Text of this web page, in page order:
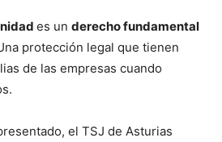
es un derecho fundamental
protección legal que tienen
de las empresas cuando
el TSJ de Asturias